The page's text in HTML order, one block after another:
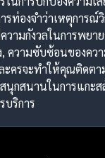
รท่องจำว่าเหตุการณ์
วามกังวลในการพยา
ความซับซ้อนของค
ครจะทำให้คุณติดตา
นุกสนานในการแกะส
บริการ